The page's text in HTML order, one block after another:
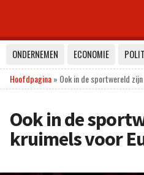
ONDERNEMEN ECONOMIE
Hoofdpagina» Ook in de sportwereld
Ook in de
kruimels voor